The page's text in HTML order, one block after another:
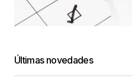
Últimas novedades